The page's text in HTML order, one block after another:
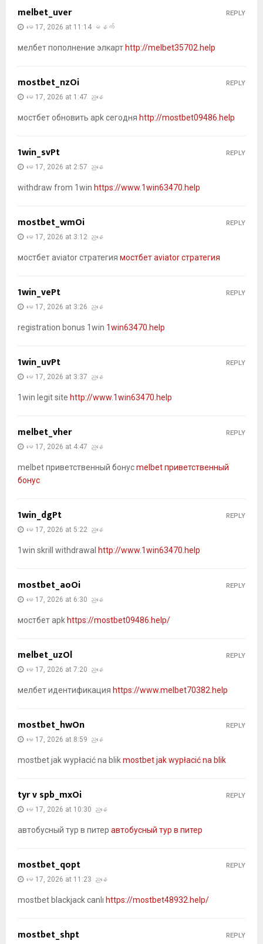
melbet_uver
မေ 17, 2026 at 11:14 မနက်
мелбет пополнение элкарт http://melbet35702.help
REPLY
mostbet_nzOi
မေ 17, 2026 at 1:47 ညနေ
мостбет обновить apk сегодня http://mostbet09486.help
REPLY
1win_svPt
မေ 17, 2026 at 2:57 ညနေ
withdraw from 1win https://www.1win63470.help
REPLY
mostbet_wmOi
မေ 17, 2026 at 3:12 ညနေ
мостбет aviator стратегия мостбет aviator стратегия
REPLY
1win_vePt
မေ 17, 2026 at 3:26 ညနေ
registration bonus 1win 1win63470.help
REPLY
1win_uvPt
မေ 17, 2026 at 3:37 ညနေ
1win legit site http://www.1win63470.help
REPLY
melbet_vher
မေ 17, 2026 at 4:47 ညနေ
melbet приветственный бонусmelbet приветственный
бонус
REPLY
1win_dgPt
မေ 17, 2026 at 5:22 ညနေ
1win skrill withdrawal http://www.1win63470.help
REPLY
mostbet_aoOi
မေ 17, 2026 at 6:30 ညနေ
мостбет apk https://mostbet09486.help/
REPLY
melbet_uzOl
မေ 17, 2026 at 7:20 ညနေ
мелбет идентификация https://www.melbet70382.help
REPLY
mostbet_hwOn
မေ 17, 2026 at 8:59 ညနေ
mostbet jak wypłacić na blikmostbet jak wypłacić na blik
REPLY
tyr v spb_mxOi
မေ 17, 2026 at 10:30 ညနေ
автобусный тур в питер автобусный тур в питер
REPLY
mostbet_qopt
မေ 17, 2026 at 11:23 ညနေ
mostbet blackjack canlı https://mostbet48932.help/
REPLY
mostbet_shpt REPLY